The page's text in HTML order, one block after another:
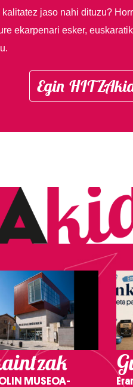
jaso nahi dituzu?
ekarpenari esker,
Egin
MUSEOA-